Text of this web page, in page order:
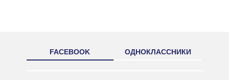
FACEBOOK ОДНОКЛАССНИКИ